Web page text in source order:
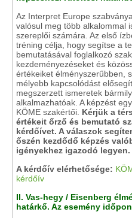
Az Interpret Europe
valósul meg több alkalommal
szereplői számára. Az első
tréning célja, hogy segítse a
bemutatásával foglalkozó
kezdeményezéseket és
értékeiket élményszerűbben,
mélyebb kapcsolódást
megszerzett ismeretek
alkalmazhatóak. A képzést
KÖME szakértői. Kérjük a
értékeit őrző és bemutató
kérdőívet. A válaszok
őszén kezdődő képzés
igényekhez igazodó legyen.
A kérdőív elérhetősége:
kérdőív
II. Vas-hegy / Eisenberg
határkő. Az esemény